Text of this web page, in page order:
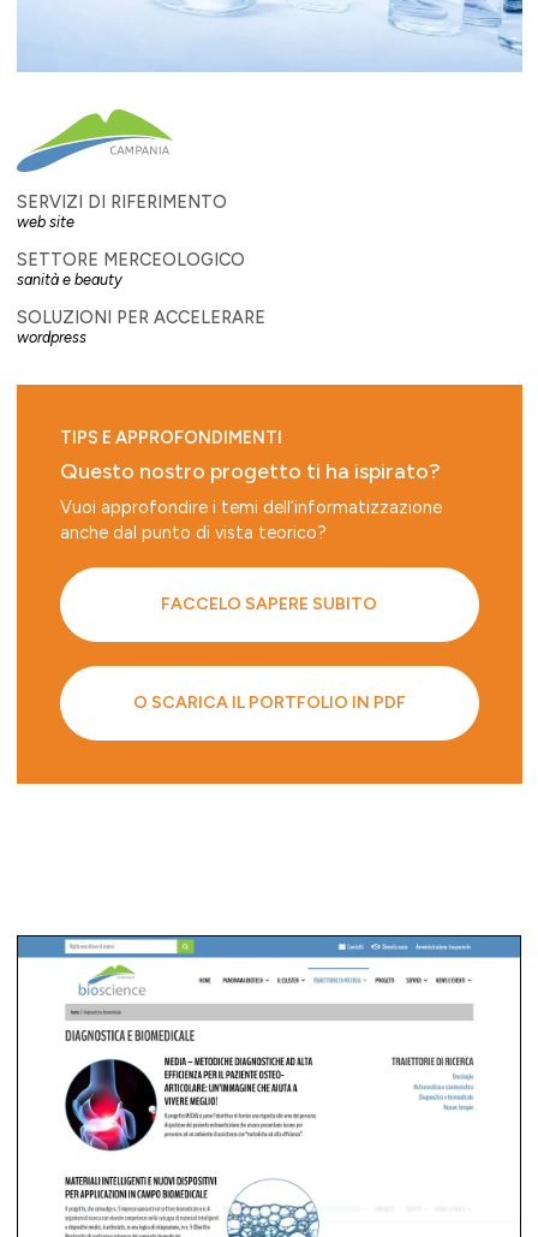
SERVIZI DI RIFERIMENTO
web site
SETTORE MERCEOLOGICO
sanità e beauty
SOLUZIONI PER ACCELERARE
wordpress
TIPS E APPROFONDIMENTI
Questo nostro progetto ti ha ispirato?
Vuoi approfondire i temi dell’informatizzazione
anche dal punto di vista teorico?
FACCELO SAPERE SUBITO
O SCARICA IL PORTFOLIO IN PDF